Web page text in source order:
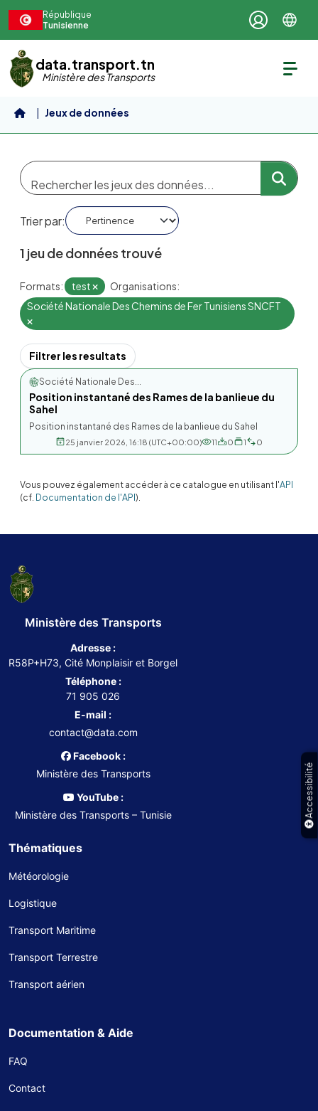
Accessibilité
République
Tunisienne
data.transport.tn
Ministère des Transports
Jeux de données
Trier par
1 jeu de données trouvé
Formats: test
Organisations:
Société Nationale Des Chemins de Fer Tunisiens SNCFT
Filtrer les resultats
Société Nationale Des...
Position instantané des Rames de la banlieue du
Sahel
Position instantané des Rames de la banlieue du Sahel
25 janvier 2026, 16:18 (UTC+00:00) 11 0 1 0
Vous pouvez également accéder à ce catalogue en utilisant l'API
(cf. Documentation de l'API).
Ministère des Transports
Adresse :
R58P+H73, Cité Monplaisir et Borgel
Téléphone :
71 905 026
E-mail :
contact@data.com
Facebook :
Ministère des Transports
YouTube :
Ministère des Transports – Tunisie
Thématiques
Météorologie
Logistique
Transport Maritime
Transport Terrestre
Transport aérien
Documentation & Aide
FAQ
Contact